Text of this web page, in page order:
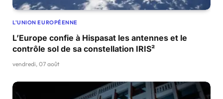
L'UNION EUROPÉENNE
L’Europe confie à Hispasat les antennes et le
contrôle sol de sa constellation IRIS²
vendredi, 07 août